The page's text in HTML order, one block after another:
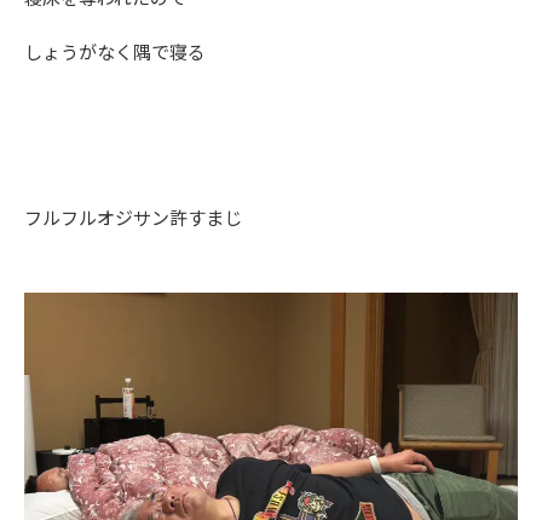
しょうがなく隅で寝る
フルフルオジサン許すまじ